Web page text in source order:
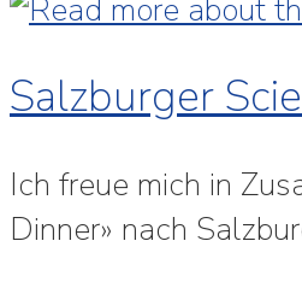
Salzburger
Ich freue mich in
Dinner» nach